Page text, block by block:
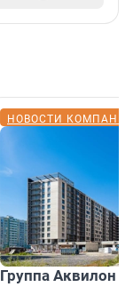
НОВОСТИ
Группа Аквилон